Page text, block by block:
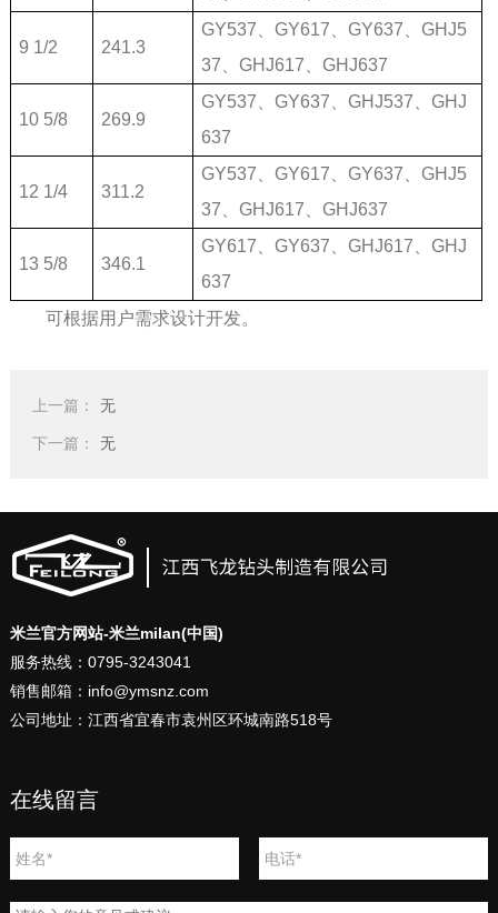
9 1/2 241.3
GY537、GY617、GY637、GHJ5
37、GHJ617、GHJ637
10 5/8 269.9
GY537、GY637、GHJ537、GHJ
637
12 1/4 311.2
GY537、GY617、GY637、GHJ5
37、GHJ617、GHJ637
13 5/8 346.1
GY617、GY637、GHJ617、GHJ
637
可根据用户需求设计开发。
上一篇： 无
下一篇： 无
米兰官方网站-米兰milan(中国)
服务热线：0795-3243041
销售邮箱：info@ymsnz.com
公司地址：江西省宜春市袁州区环城南路518号
在线留言